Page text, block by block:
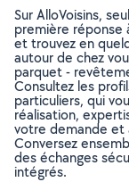
Sur AlloVoisins,
première réponse
et trouvez en
autour de chez
parquet -
Consultez les
particuliers, qui
réalisation,
votre demande et
Conversez
des échanges
intégrés.